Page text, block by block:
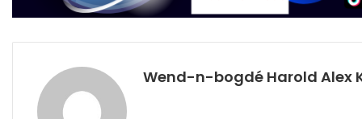
Wend-n-bogdé Harold Alex